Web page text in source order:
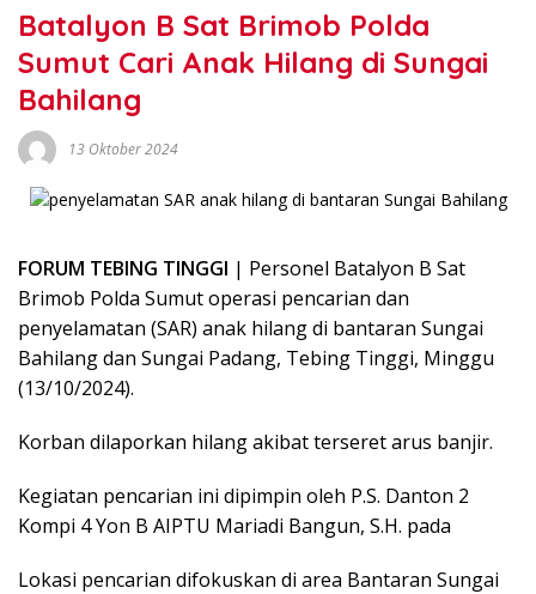
Batalyon B Sat Brimob Polda
Sumut Cari Anak Hilang di Sungai
Bahilang
13 Oktober 2024
FORUM TEBING TINGGI | Personel Batalyon B Sat
Brimob Polda Sumut operasi pencarian dan
penyelamatan (SAR) anak hilang di bantaran Sungai
Bahilang dan Sungai Padang, Tebing Tinggi, Minggu
(13/10/2024).
Korban dilaporkan hilang akibat terseret arus banjir.
Kegiatan pencarian ini dipimpin oleh P.S. Danton 2
Kompi 4 Yon B AIPTU Mariadi Bangun, S.H. pada
Lokasi pencarian difokuskan di area Bantaran Sungai